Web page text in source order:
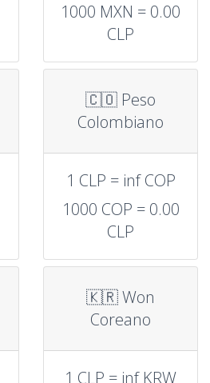
1000 MXN = 0.00
CLP
🇨🇴 Peso
Colombiano
1 CLP = inf COP
1000 COP = 0.00
CLP
🇰🇷 Won
Coreano
1 CLP = inf KRW